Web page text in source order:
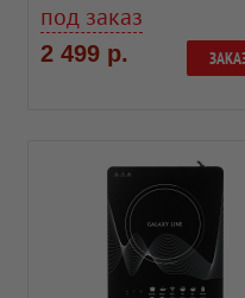
под заказ
2 499 р.